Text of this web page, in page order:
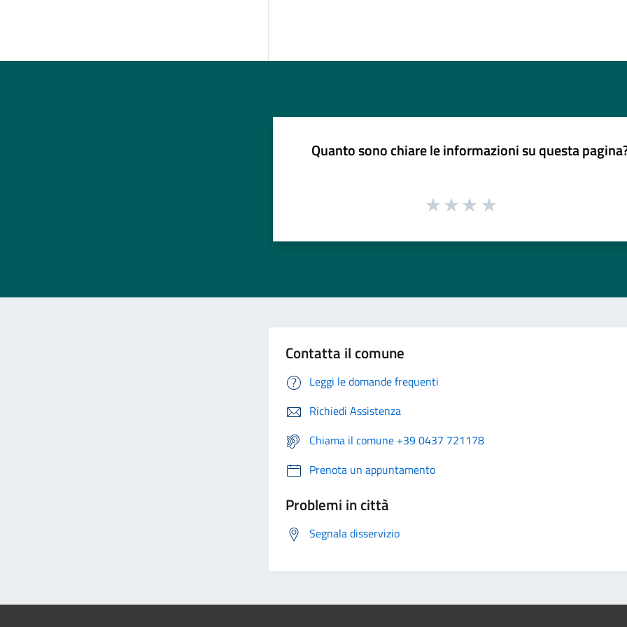
Quanto sono chiare le informazioni su questa
Contatta il comune
Leggi le domande frequenti
Richiedi Assistenza
Chiama il comune +39 0437 721178
Prenota un appuntamento
Problemi in città
Segnala disservizio